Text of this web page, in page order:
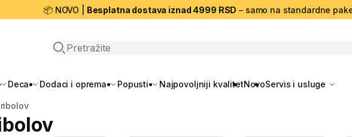
📦 NOVO | Besplatna dostava iznad 4999 RSD – samo na standardne
Open search
Deca Dodaci i oprema Popusti Najpovoljniji kvalitetNovoServis i usluge